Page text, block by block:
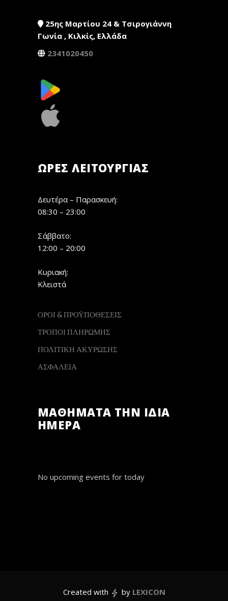
25ης Μαρτίου 24 & Τσιρογιάννη
Γωνία , Κιλκίς, Ελλάδα
2341020450
ΏΡΕΣ ΛΕΙΤΟΥΡΓΊΑΣ
Δευτέρα – Παρασκευή:
08:30 – 23:00
Σάββατο:
12:00 – 20:00
Κυριακή:
Κλειστά
ΟΡΟΙ & ΠΡΟΫΠΟΘΕΣΕΙΣ
ΤΡΟΠΟΙ ΠΛΗΡΩΜΗΣ
ΠΟΛΙΤΙΚΗ ΑΚΥΡΩΣΗΣ
ΑΣΦΑΛΕΙΑ
ΜΑΘΗΜΑΤΑ ΤΗΝ ΙΔΙΑ
ΗΜΕΡΑ
No upcoming events for today
Created with by LEXICON